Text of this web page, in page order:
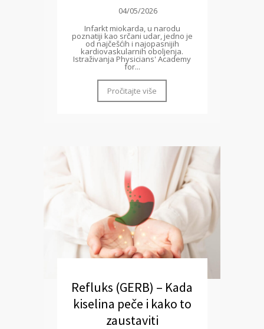
04/05/2026
Infarkt miokarda, u narodu
poznatiji kao srčani udar, jedno je
od najčešćih i najopasnijih
kardiovaskularnih oboljenja.
Istraživanja Physicians' Academy
for...
Pročitajte više
Refluks (GERB) – Kada
kiselina peče i kako to
zaustaviti